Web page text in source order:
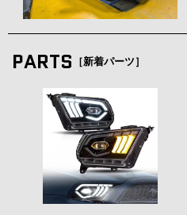
PARTS ［新着パーツ］